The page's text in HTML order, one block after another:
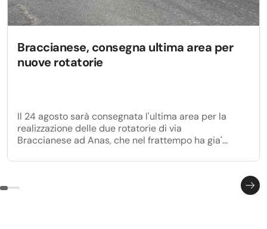
Braccianese, consegna ultima area per
nuove rotatorie
Il 24 agosto sarà consegnata l'ultima area per la
realizzazione delle due rotatorie di via
Braccianese ad Anas, che nel frattempo ha gia'
rotatoria all'incrocio con via Anguillarese.